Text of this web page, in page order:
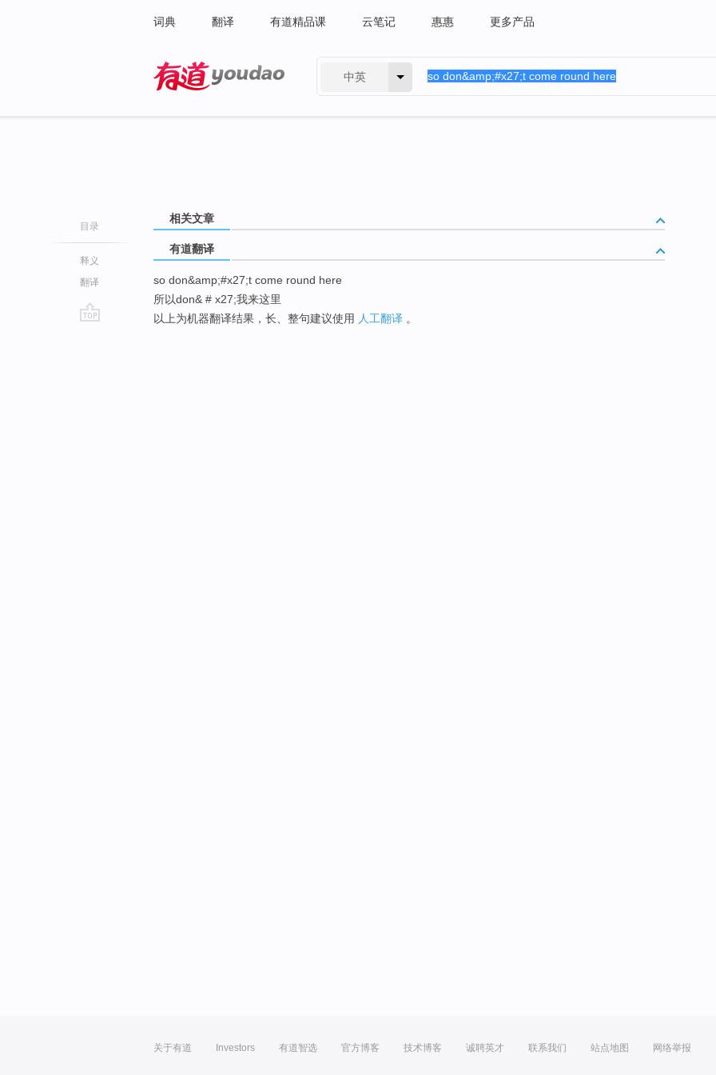
词典 翻译 有道精品课 云笔记 惠惠 更多产品
中英
目录
释义
翻译
相关文章
有道翻译
so don&amp;#x27;t come round here
所以don& # x27;我来这里
以上为机器翻译结果，长、整句建议使用 人工翻译 。
关于有道 Investors 有道智选 官方博客 技术博客 诚聘英才 联系我们 站点地图 网络举报